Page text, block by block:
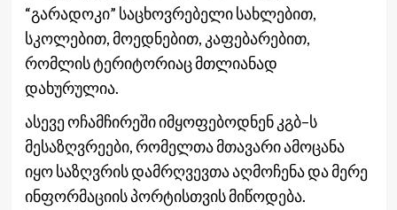
“გარადოკი” საცხოვრებელი სახლებით,
სკოლებით, მოედნებით, კაფებარებით,
რომლის ტერიტორიაც მთლიანად
დახურულია.
ასევე ოჩამჩირეში იმყოფებოდნენ კგბ–ს
მესაზღვრეები, რომელთა მთავარი ამოცანა
იყო საზღვრის დამრღვევთა აღმოჩენა და მერე
ინფორმაციის პორტისთვის მიწოდება.